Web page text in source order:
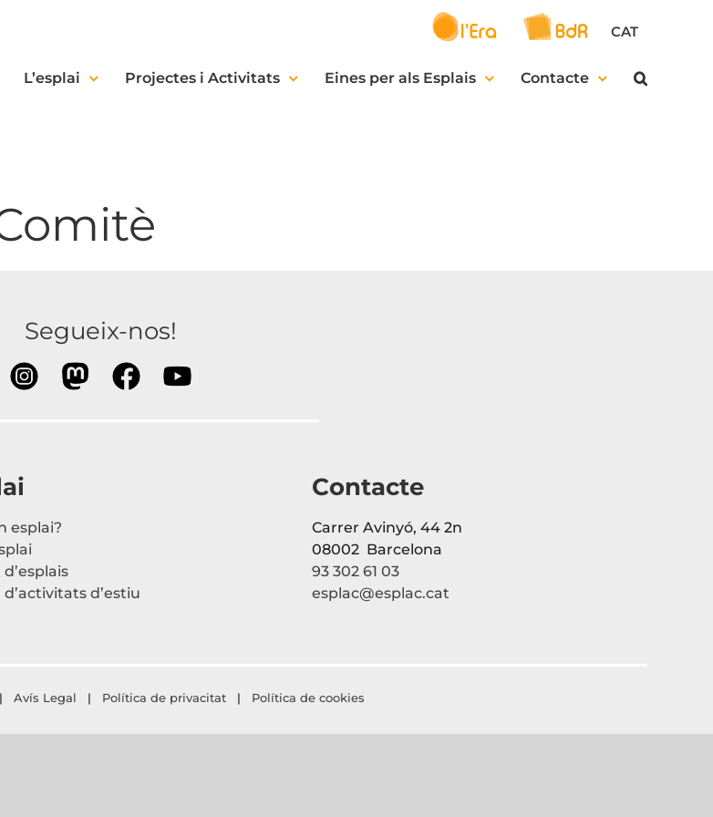
CAT
L’esplai Projectes i Activitats Eines per als Esplais Contacte
Segueix-nos!
esplai?
d’estiu
Contacte
Carrer Avinyó, 44 2n
08002 Barcelona
93 302 61 03
esplac@esplac.cat
Avís Legal | Política de privacitat | Política de cookies